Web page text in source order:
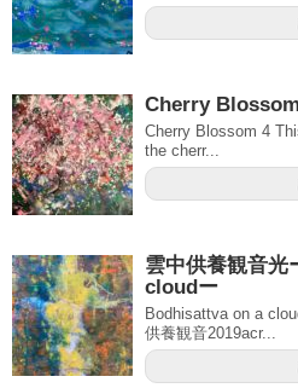
Cherry
Cherry Blossom 4
the cherr...
雲中供養観音
cloudー
Bodhisattva on a
供養観音2019acr...